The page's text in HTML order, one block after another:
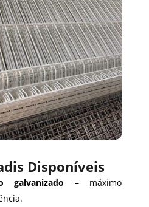
Disponíveis
– máximo